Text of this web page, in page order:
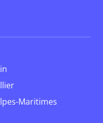
Ain
Allier
Alpes-Maritimes